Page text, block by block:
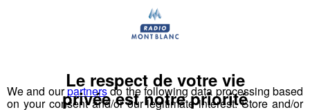
et vous offre
patinoire extérieure de Cluses
Pour jouer, envoyez le codeCLUSESpar SMS au72 800
We and ourpartnersdo the following data processing based
on your consent and/or our legitimate interest: Store and/or
Le respect de votre vie
privée est notre priorité